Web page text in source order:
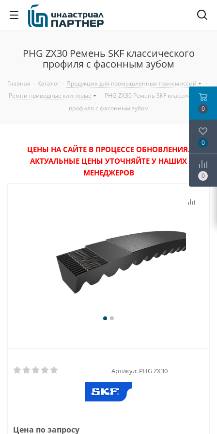
PHG ZX30 Ремень SKF классического
профиля с фасонным зубом
Главная - Каталог - Продукция для промышленных трансмиссий
-
Ремни приводные клиновые
- PHG ZX30 Ремень SKF классического
профиля с фасонным зубом
ЦЕНЫ НА САЙТЕ В ПРОЦЕССЕ ОБНОВЛЕНИЯ.
АКТУАЛЬНЫЕ ЦЕНЫ УТОЧНЯЙТЕ У НАШИХ
МЕНЕДЖЕРОВ
Артикул: PHG ZX30
Цена по запросу
0
0
0